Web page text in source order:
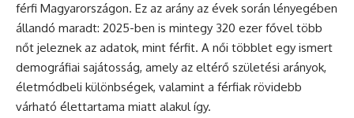
férfi Magyarországon. Ez az arány az évek során lényegében
állandó maradt: 2025-ben is mintegy 320 ezer fővel több
nőt jeleznek az adatok, mint férfit. A női többlet egy ismert
demográfiai sajátosság, amely az eltérő születési arányok,
életmódbeli különbségek, valamint a férfiak rövidebb
várható élettartama miatt alakul így.